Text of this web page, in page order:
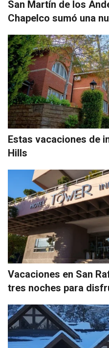
San Martín de los
Chapelco sumó una
Estas vacaciones de
Hills
Vacaciones en San
tres noches para